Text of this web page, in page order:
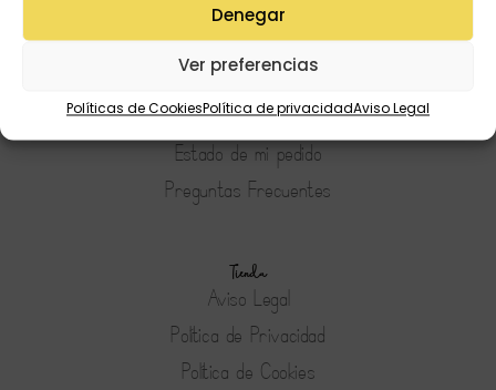
Denegar
Ver preferencias
Políticas de CookiesPolítica de privacidadAviso Legal
Mi Cuenta
Lista de deseos
Mi Perfil
Descargas
Estado de mi pedido
Preguntas Frecuentes
Tienda
Aviso Legal
Política de Privacidad
Política de Cookies